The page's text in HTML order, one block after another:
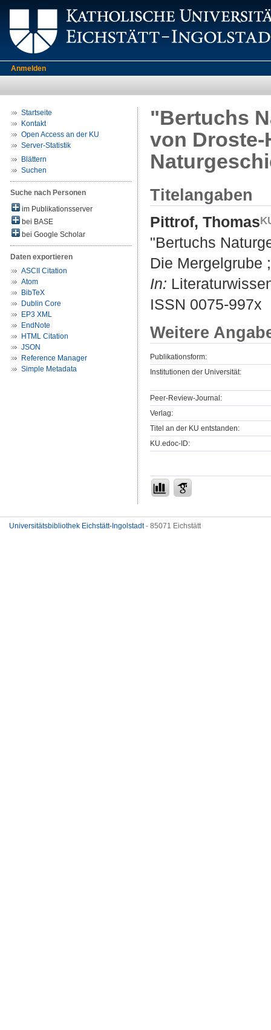
Anmelden
Startseite
Kontakt
Open Access an der KU
Server-Statistik
Blättern
Suchen
Suche nach Personen
im Publikationsserver
bei BASE
bei Google Scholar
Daten exportieren
ASCII Citation
Atom
BibTeX
Dublin Core
EP3 XML
EndNote
HTML Citation
JSON
Reference Manager
Simple Metadata
"Bertuchs
von Droste-
Titelangaben
Pittrof, Thomas
"Bertuchs
Die Mergelgrube
In:
ISSN 0075-997x
Weitere
Publikationsform:
Institutionen der Universität:
Peer-Review-Journal:
Verlag:
Titel an der KU entstanden:
KU.edoc-ID:
Universitätsbibliothek Eichstätt-Ingolstadt- 85071 Eichstätt